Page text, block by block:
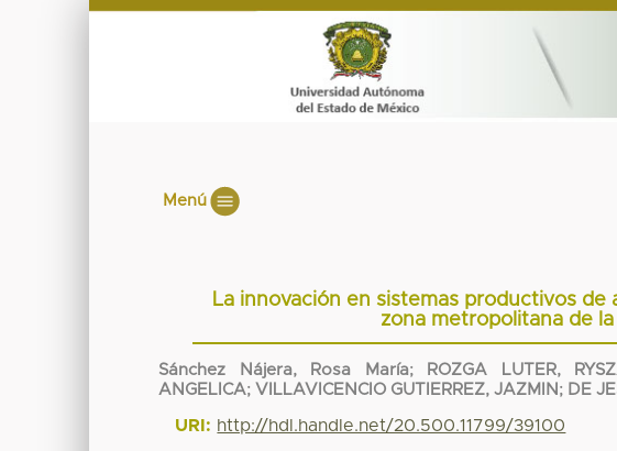
Menú
La innovación en sistemas productivos de
zona metropolitana de
Sánchez Nájera, Rosa María; ROZGA LUTER,
ANGELICA; VILLAVICENCIO GUTIERREZ, JAZMIN ; DE
URI: http://hdl.handle.net/20.500.11799/39100